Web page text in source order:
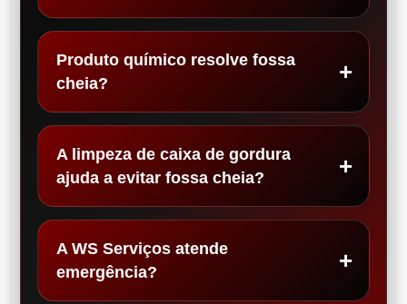
Produto químico resolve fossa
cheia?
A limpeza de caixa de gordura
ajuda a evitar fossa cheia?
A WS Serviços atende
emergência?